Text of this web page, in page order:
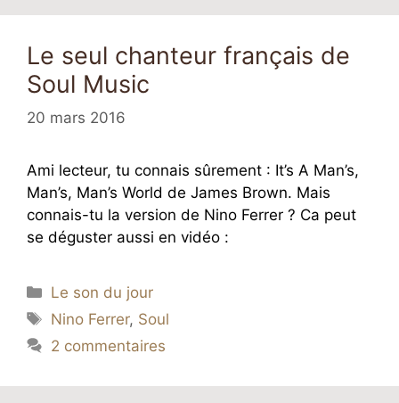
Le seul chanteur français de
Soul Music
20 mars 2016
Ami lecteur, tu connais sûrement : It’s A Man’s,
Man’s, Man’s World de James Brown. Mais
connais-tu la version de Nino Ferrer ? Ca peut
se déguster aussi en vidéo :
Catégories
Le son du jour
Étiquettes
Nino Ferrer, Soul
2 commentaires